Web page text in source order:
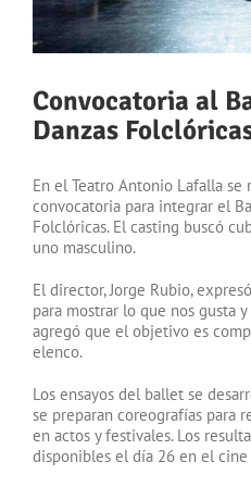
Convocatoria al
Danzas
En el Teatro Antonio Lafalla se
convocatoria para integrar el
Folclóricas. El casting buscó
uno masculino.
El director, Jorge Rubio,
para mostrar lo que nos gusta y
agregó que el objetivo es
elenco.
Los ensayos del ballet se
se preparan coreografías para
en actos y festivales. Los
disponibles el día 26 en el